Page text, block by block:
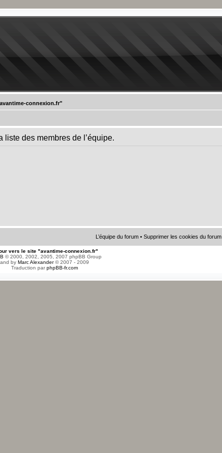
connexion.fr"
liste des membres de l’équipe.
L’équipe du forum •Supprimer les cookies du forum
vers le site "avantime-connexion.fr"
© 2000, 2002, 2005, 2007 phpBB Group
and by Marc Alexander© 2007 - 2009
Traduction parphpBB-fr.com